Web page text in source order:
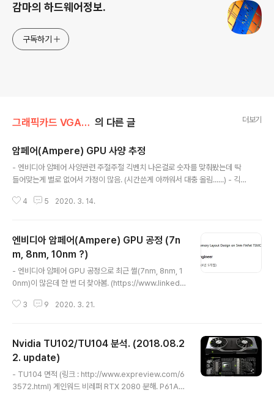
감마의 하드웨어정보.
구독하기
그래픽카드 VGA/엔비디아 NVIDIA 의 다른 글 더보기
암페어(Ampere) GPU 사양 추정
- 엔비디아 암페어 사양관련 주절주절 긱벤치 나온걸로 숫자를 맞춰봤는데 딱
들어맞는게 별로 없어서 가정이 많음. (시간쓴게 아까워서 대충 올림......) - 긱벤
SM, 램 24GB, 1.11GHz (https://browser.geekbench.com/v5/comp
P32, FP64 연산 성능하고 맞춰봤는데 페르미~튜링 이론성능하고 테스트 결
과가 잘 비례하지 않음. FP64 성능은 FP32 성능의 몇분의 1로 정해져서 이 숫
자를 잘..
4 5 2020. 3. 14.
엔비디아 암페어(Ampere) GPU 공정 (7n
m, 8nm, 10nm ?)
- 엔비디아 암페어 GPU 공정으로 최근 썰(7nm, 8nm, 1
0nm)이 많은데 한 번 더 찾아봄. (https://www.linkedi
TSMC 5nm, 삼성 8nm (현재 작업 중) (https://www.li
이 끝나거나 job이 바뀐건지 불명. (https://www.linked
in.com/in/brenda-w-a384841/?locale=de_DE) T
SMC 5nm 셋 다 GPU 관련된건지, 그것도 암페어 관련된
건지 확실하지는 않음. 12nm 얘기가 없는 것도 뭔가 걸림.
하지만 지금..
3 9 2020. 3. 21.
Nvidia TU102/TU104 분석. (2018.08.2
2. update)
- TU104 면적 (링크 : http://www.expreview.com/6
3572.html) 게인워드 비레퍼 RTX 2080 분해. P61A1